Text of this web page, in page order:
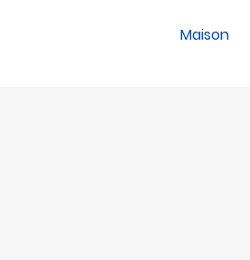
Maison